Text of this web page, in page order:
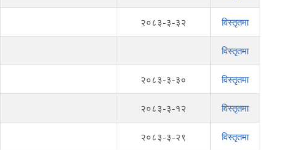
२०८३-३-३२ विस्तृतमा
विस्तृतमा
२०८३-३-३० विस्तृतमा
२०८३-३-१२ विस्तृतमा
२०८३-३-२९ विस्तृतमा